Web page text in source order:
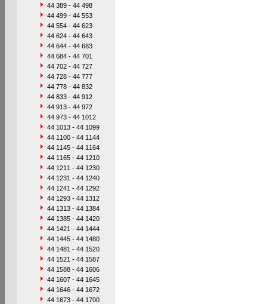
44 389 - 44 498
44 499 - 44 553
44 554 - 44 623
44 624 - 44 643
44 644 - 44 683
44 684 - 44 701
44 702 - 44 727
44 728 - 44 777
44 778 - 44 832
44 833 - 44 912
44 913 - 44 972
44 973 - 44 1012
44 1013 - 44 1099
44 1100 - 44 1144
44 1145 - 44 1164
44 1165 - 44 1210
44 1211 - 44 1230
44 1231 - 44 1240
44 1241 - 44 1292
44 1293 - 44 1312
44 1313 - 44 1384
44 1385 - 44 1420
44 1421 - 44 1444
44 1445 - 44 1480
44 1481 - 44 1520
44 1521 - 44 1587
44 1588 - 44 1606
44 1607 - 44 1645
44 1646 - 44 1672
44 1673 - 44 1700